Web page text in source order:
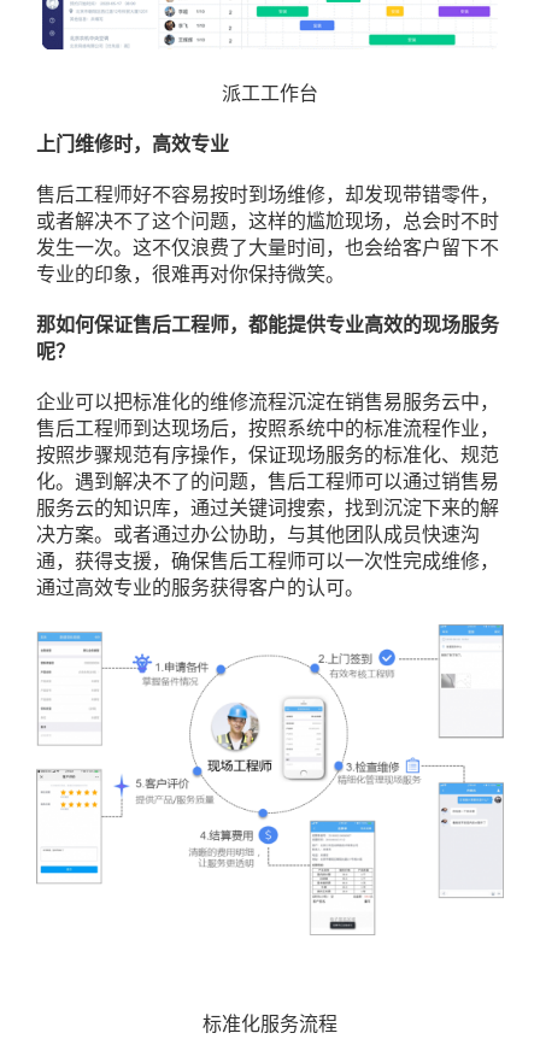
派工工作台
上门维修时，高效专业
售后工程师好不容易按时到场维修，却发现带错零件，
或者解决不了这个问题，这样的尴尬现场，总会时不时
发生一次。这不仅浪费了大量时间，也会给客户留下不
专业的印象，很难再对你保持微笑。
那如何保证售后工程师，都能提供专业高效的现场服务
呢？
企业可以把标准化的维修流程沉淀在销售易服务云中，
售后工程师到达现场后，按照系统中的标准流程作业，
按照步骤规范有序操作，保证现场服务的标准化、规范
化。遇到解决不了的问题，售后工程师可以通过销售易
服务云的知识库，通过关键词搜索，找到沉淀下来的解
决方案。或者通过办公协助，与其他团队成员快速沟
通，获得支援，确保售后工程师可以一次性完成维修，
通过高效专业的服务获得客户的认可。
标准化服务流程